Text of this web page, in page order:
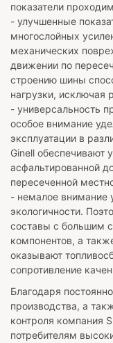
показатели
- улучшенные
многослойных
механических
движении по
строению шины
нагрузки, исключая
- универсальность
особое внимание
эксплуатации в
Ginell обеспечивают
асфальтированной
пересеченной
- немалое внимание
экологичности.
составы с большим
компонентов, а
оказывают
сопротивление
Благодаря
производства, а
контроля компания
потребителям